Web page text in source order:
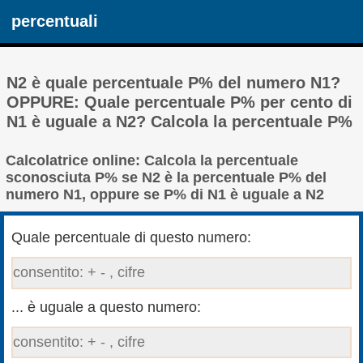
percentuali
N2 è quale percentuale P% del numero N1?
OPPURE: Quale percentuale P% per cento di
N1 è uguale a N2? Calcola la percentuale P%
Calcolatrice online: Calcola la percentuale
sconosciuta P% se N2 è la percentuale P% del
numero N1, oppure se P% di N1 è uguale a N2
Quale percentuale di questo numero:
... è uguale a questo numero: